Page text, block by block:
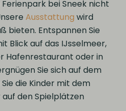
bei Sneek nicht
Ausstattung wird
bieten. Entspannen Sie
Blick auf das IJsselmeer,
Hafenrestaurant oder in
Sie sich auf dem
die Kinder mit dem
den Spielplätzen